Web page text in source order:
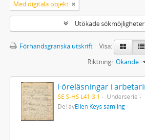
Med digitala objekt
Utökade sökmöjligheter
Förhandsgranska utskrift
Visa:
Riktning: Ökande
SE S-HS L41:3:1
Underserie
Del avEllen Keys samling